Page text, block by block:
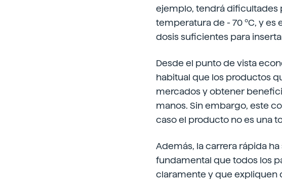
ejemplo, tendrá dificultades
temperatura de - 70 ºC, y
dosis suficientes para
Desde el punto de vista
habitual que los productos
mercados y obtener
manos. Sin embargo, este
caso el producto no es una
Además, la carrera rápida
fundamental que todos los
claramente y que expliquen